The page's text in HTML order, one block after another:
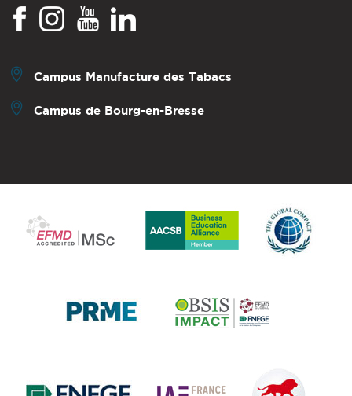
Campus Manufacture des Tabacs
Campus de Bourg-en-Bresse